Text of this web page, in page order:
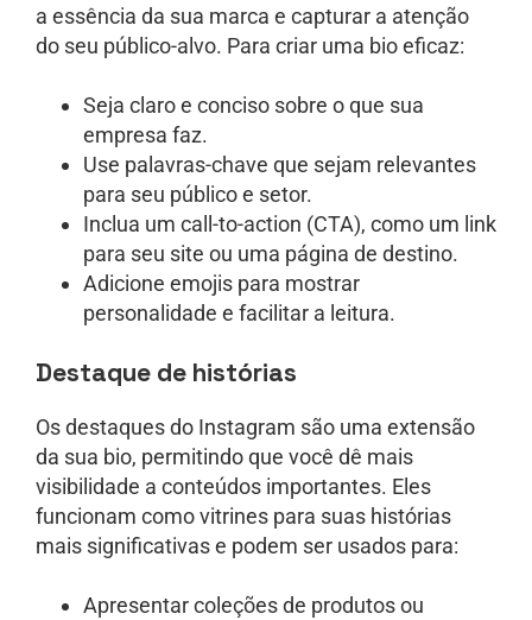
a essência da sua marca e capturar a atenção
do seu público-alvo. Para criar uma bio eficaz:
Seja claro e conciso sobre o que sua
empresa faz.
Use palavras-chave que sejam relevantes
para seu público e setor.
Inclua um call-to-action (CTA), como um link
para seu site ou uma página de destino.
Adicione emojis para mostrar
personalidade e facilitar a leitura.
Destaque de histórias
Os destaques do Instagram são uma extensão
da sua bio, permitindo que você dê mais
visibilidade a conteúdos importantes. Eles
funcionam como vitrines para suas histórias
mais significativas e podem ser usados para:
Apresentar coleções de produtos ou